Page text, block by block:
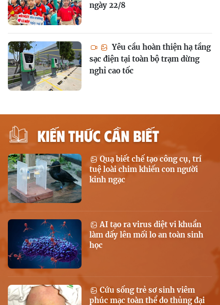
ngày 22/8
Yêu cầu hoàn thiện hạ tầng
sạc điện tại toàn bộ trạm dừng
nghỉ cao tốc
KIẾN THỨC CẦN BIẾT
Quạ biết chế tạo công cụ, trí
tuệ loài chim khiến con người
kinh ngạc
AI tạo ra virus diệt vi khuẩn
làm dấy lên mối lo an toàn sinh
học
Cứu sống trẻ sơ sinh viêm
phúc mạc toàn thể do thủng đại